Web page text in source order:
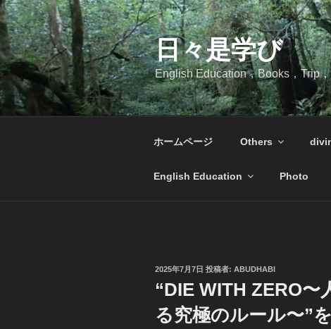
コ
ン
テ
ン
ツ
へ
ス
日々是学び
English Education，Books，Trip
ホームページ Others
English Education Photo
投
日:
2025年7月7日 投稿者: ABUDHABI
“DIE WITH ZERO
る究極のルール〜”